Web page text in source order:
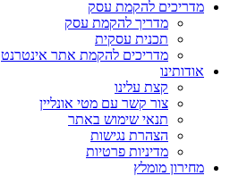
מדריכים להקמת עסק
מדריך להקמת עסק
תכנית עסקית
מדריכים להקמת אתר אינטרנט
אודותינו
קצת עלינו
צור קשר עם מטי אונליין
תנאי שימוש באתר
הצהרת נגישות
מדיניות פרטיות
מחירון מומלץ